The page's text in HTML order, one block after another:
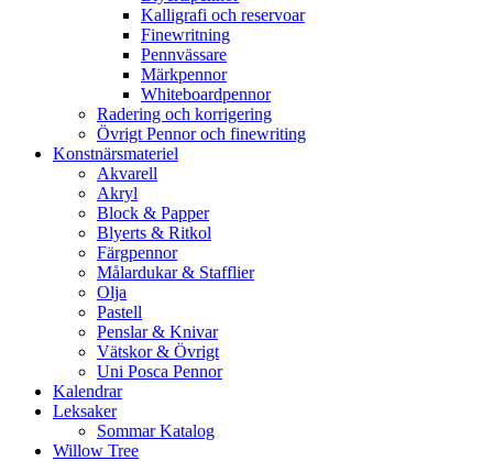
Kalligrafi och reservoar
Finewritning
Pennvässare
Märkpennor
Whiteboardpennor
Radering och korrigering
Övrigt Pennor och finewriting
Konstnärsmateriel
Akvarell
Akryl
Block & Papper
Blyerts & Ritkol
Färgpennor
Målardukar & Stafflier
Olja
Pastell
Penslar & Knivar
Vätskor & Övrigt
Uni Posca Pennor
Kalendrar
Leksaker
Sommar Katalog
Willow Tree